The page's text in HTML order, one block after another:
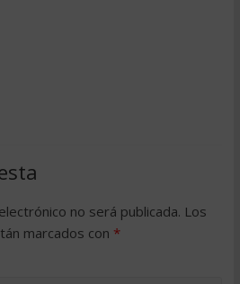
no será publicada. Los
marcados con *